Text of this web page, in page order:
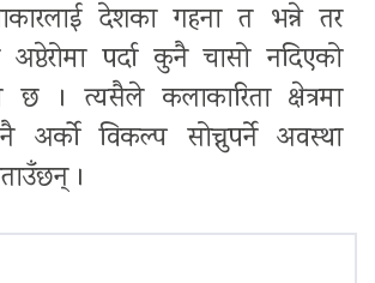
देशका गहना त भन्ने तर
पर्दा कुनै चासो नदिएको
छ । त्यसैले कलाकारिता क्षेत्रमा
अर्को विकल्प सोच्नुपर्ने अवस्था
।